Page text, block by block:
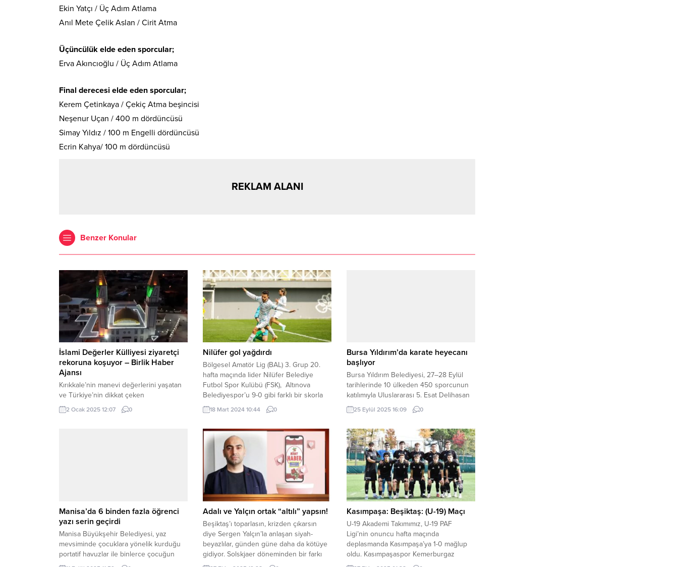
Ekin Yatçı / Üç Adım Atlama
Anıl Mete Çelik Aslan / Cirit Atma
Üçüncülük elde eden sporcular;
Erva Akıncıoğlu / Üç Adım Atlama
Final derecesi elde eden sporcular;
Kerem Çetinkaya / Çekiç Atma beşincisi
Neşenur Uçan / 400 m dördüncüsü
Simay Yıldız / 100 m Engelli dördüncüsü
Ecrin Kahya/ 100 m dördüncüsü
REKLAM ALANI
Benzer Konular
İslami Değerler Külliyesi ziyaretçi
rekoruna koşuyor – Birlik Haber
Ajansı
Kırıkkale’nin manevi değerlerini yaşatan
ve Türkiye’nin dikkat çeken
mekânlarından biri olan İslami Değerler
Külliyesi, 2024 yılında rekor bir ziyaretçi
2 Ocak 2025 12:07 0
Nilüfer gol yağdırdı
Bölgesel Amatör Lig (BAL) 3. Grup 20.
hafta maçında lider Nilüfer Belediye
Futbol Spor Kulübü (FSK), Altınova
Belediyespor’u 9-0 gibi farklı bir skorla
yenerek, şampiyonluk yürüyüşünü
sürdürdü. BURSA (İGFA) – Bölgesel
eden Nilüfer Belediye Futbol Spor
Kulübü (FSK), şampiyonluk yolunda hızla
ilerliyor. Nilüfer ekibi son...
18 Mart 2024 10:44 0
Bursa Yıldırım’da karate heyecanı
başlıyor
Bursa Yıldırım Belediyesi, 27–28 Eylül
tarihlerinde 10 ülkeden 450 sporcunun
katılımıyla Uluslararası 5. Esat Delihasan
Kyokushin Karate Turnuvası’na ev
sahipliği yapıyor. BURSA (İGFA) – Yıldırım
uluslararası düzeye taşıyan önemli bir
organizasyona imza atıyor. 27–28 Eylül
tarihlerinde Naim Süleymanoğlu Spor
Kompleksi’nde düzenlenecek
Uluslararası 5. Esat Delihasan
Kyokushin...
25 Eylül 2025 16:09 0
Manisa’da 6 binden fazla öğrenci
yazı serin geçirdi
Manisa Büyükşehir Belediyesi, yaz
mevsiminde çocuklara yönelik kurduğu
portatif havuzlar ile binlerce çocuğun
eğlenceli zamanlar geçirmesini sağladı.
Adalı ve Yalçın ortak “altılı” yapsın!
Beşiktaş’ı toparlasın, krizden çıkarsın
diye Sergen Yalçın’la anlaşan siyah-
beyazlılar, günden güne daha da kötüye
gidiyor. Solskjaer döneminden bir farkı
olmayan Beşiktaş’ta Gençlerbirliği
Kasımpaşa: Beşiktaş: (U-19) Maçı
U-19 Akademi Takımımız, U-19 PAF
Ligi’nin onuncu hafta maçında
deplasmanda Kasımpaşa’ya 1-0 mağlup
oldu. Kasımpaşaspor Kemerburgaz
Tesisleri’nde oynanan karşılaşmaya